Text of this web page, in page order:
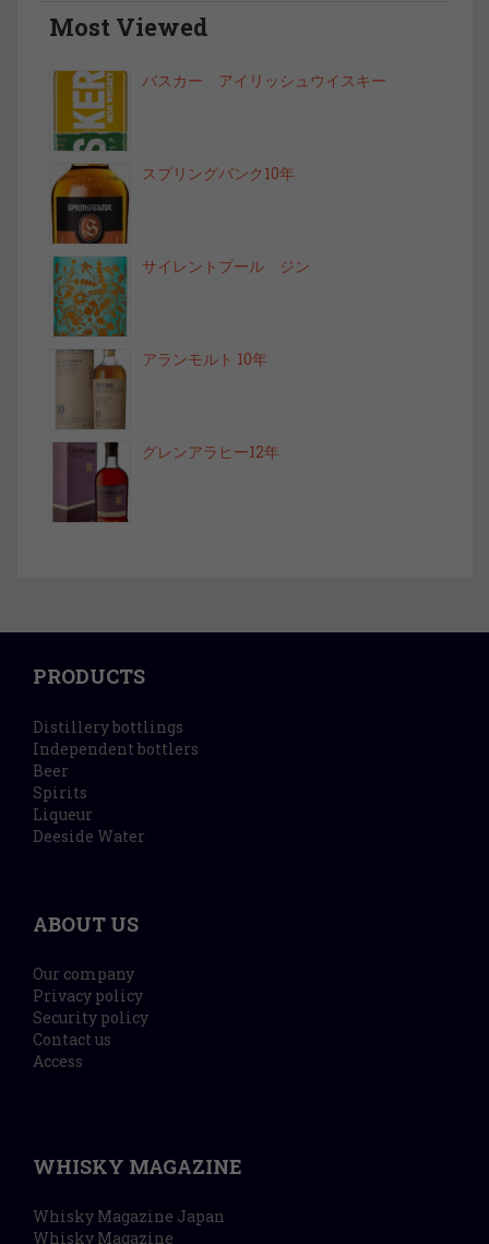
Most Viewed
バスカー アイリッシュウイスキー
スプリングバンク10年
サイレントプール ジン
アランモルト 10年
グレンアラヒー12年
PRODUCTS
Distillery bottlings
Independent bottlers
Beer
Spirits
Liqueur
Deeside Water
ABOUT US
Our company
Privacy policy
Security policy
Contact us
Access
WHISKY MAGAZINE
Whisky Magazine Japan
Whisky Magazine